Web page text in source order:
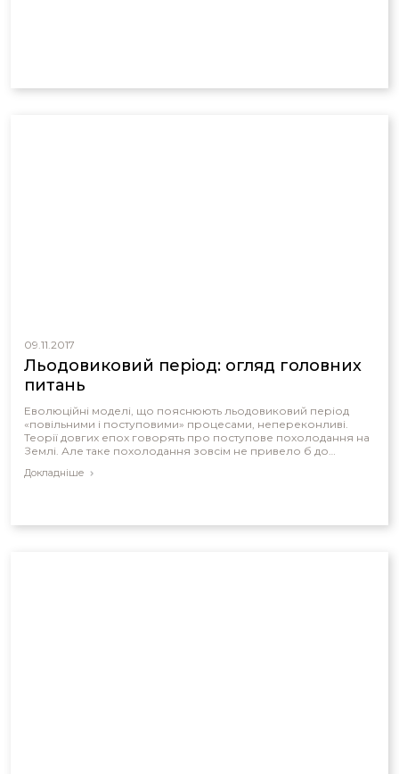
09.11.2017
Льодовиковий період: огляд головних
питань
Еволюційні моделі, що пояснюють льодовиковий період
«повільними і поступовими» процесами, непереконливі.
Теорії довгих епох говорять про поступове похолодання на
Землі. Але таке похолодання зовсім не привело б до
Докладніше